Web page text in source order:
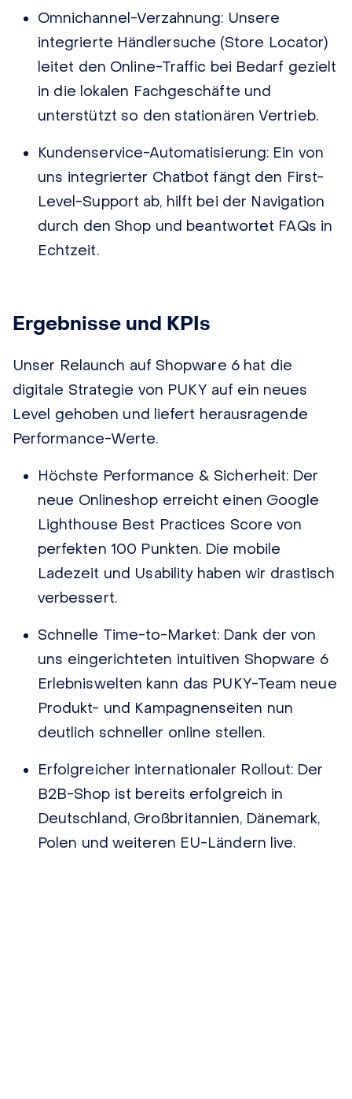
Omnichannel-Verzahnung: Unsere
integrierte Händlersuche (Store Locator)
leitet den Online-Traffic bei Bedarf gezielt
in die lokalen Fachgeschäfte und
unterstützt so den stationären Vertrieb.
Kundenservice-Automatisierung:Ein von
uns integrierter Chatbot fängt den First-
Level-Support ab, hilft bei der Navigation
durch den Shop und beantwortet FAQs in
Echtzeit.
Ergebnisse und KPIs
Unser Relaunch auf Shopware 6 hat die
digitale Strategie von PUKY auf ein neues
Level gehoben und liefert herausragende
Performance-Werte.
Höchste Performance & Sicherheit:Der
neue Onlineshop erreicht einen Google
Lighthouse Best Practices Score von
perfekten 100 Punkten. Die mobile
Ladezeit und Usability haben wir drastisch
verbessert.
Schnelle Time-to-Market:Dank der von
uns eingerichteten intuitiven Shopware 6
Erlebniswelten kann das PUKY-Team neue
Produkt- und Kampagnenseiten nun
deutlich schneller online stellen.
Erfolgreicher internationaler Rollout: Der
B2B-Shop ist bereits erfolgreich in
Deutschland, Großbritannien, Dänemark,
Polen und weiteren EU-Ländern live.